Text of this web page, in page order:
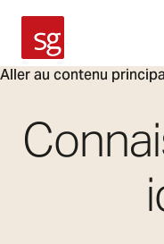
Aller au contenu
SG Armaturen